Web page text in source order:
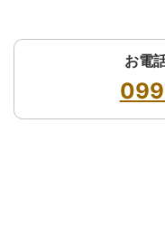
お電